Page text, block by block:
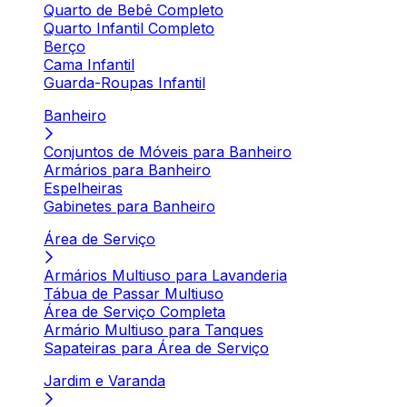
Quarto de Bebê Completo
Quarto Infantil Completo
Berço
Cama Infantil
Guarda-Roupas Infantil
Banheiro
Conjuntos de Móveis para Banheiro
Armários para Banheiro
Espelheiras
Gabinetes para Banheiro
Área de Serviço
Armários Multiuso para Lavanderia
Tábua de Passar Multiuso
Área de Serviço Completa
Armário Multiuso para Tanques
Sapateiras para Área de Serviço
Jardim e Varanda